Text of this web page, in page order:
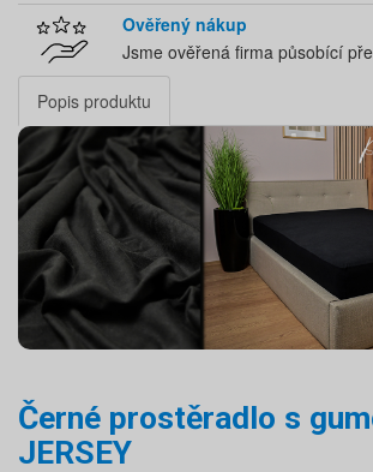
Ověřený nákup
Jsme ověřená firma působící
Popis produktu
Černé prostěradlo s
JERSEY